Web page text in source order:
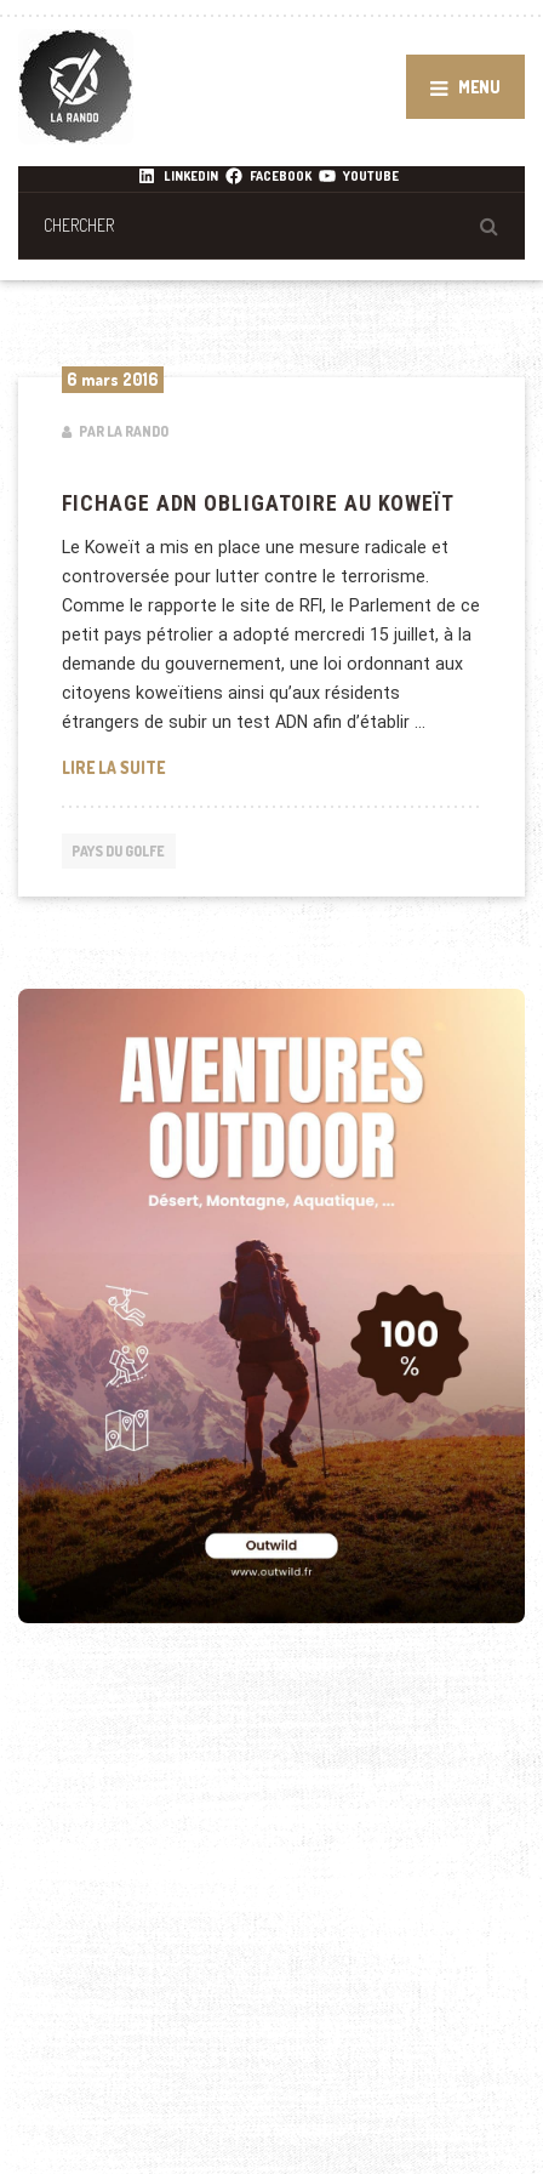
MENU
LINKEDIN FACEBOOK YOUTUBE
6 mars 2016
PAR LA RANDO
FICHAGE ADN OBLIGATOIRE AU KOWEÏT
Le Koweït a mis en place une mesure radicale et
controversée pour lutter contre le terrorisme.
Comme le rapporte le site de RFI, le Parlement de ce
petit pays pétrolier a adopté mercredi 15 juillet, à la
demande du gouvernement, une loi ordonnant aux
citoyens koweïtiens ainsi qu’aux résidents
étrangers de subir un test ADN afin d’établir …
LIRE LA SUITEFICHAGE ADN OBLIGATOIRE AU KOWEÏT
PAYS DU GOLFE